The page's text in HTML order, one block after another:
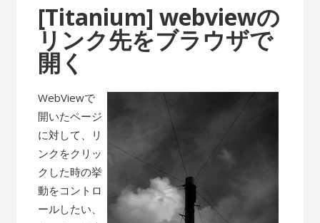
[Titanium] webviewの
リンク先をブラウザで
開く
WebViewで
開いたページ
に対して、リ
ンクをクリッ
クした時の挙
動をコントロ
ールしたい、